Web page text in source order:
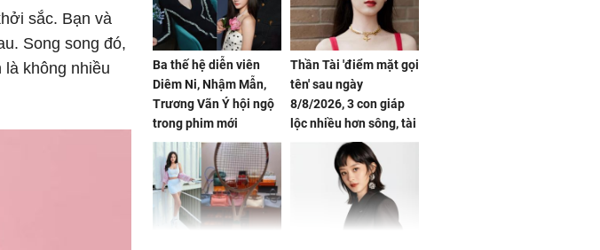
sắc. Bạn và
Song song đó,
không nhiều
Ba thế hệ diễn viên
Diêm Ni, Nhậm Mẫn,
Trương Vãn Ý hội ngộ
trong phim mới
Thần Tài 'điểm mặt gọi
tên' sau ngày
8/8/2026, 3 con giáp
lộc nhiều hơn sông, tài
vận sáng như trăng
Rằm, chính thức hết